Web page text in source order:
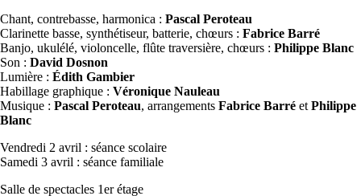
Chant, contrebasse, harmonica : Pascal Peroteau
Clarinette basse, synthétiseur, batterie, chœurs : Fabrice Barré
Banjo, ukulélé, violoncelle, flûte traversière, chœurs : Philippe Blanc
Son : David Dosnon
Lumière : Édith Gambier
Habillage graphique : Véronique Nauleau
Musique : Pascal Peroteau, arrangements Fabrice Barré et Philippe
Blanc
Vendredi 2 avril : séance scolaire
Samedi 3 avril : séance familiale
Salle de spectacles 1er étage